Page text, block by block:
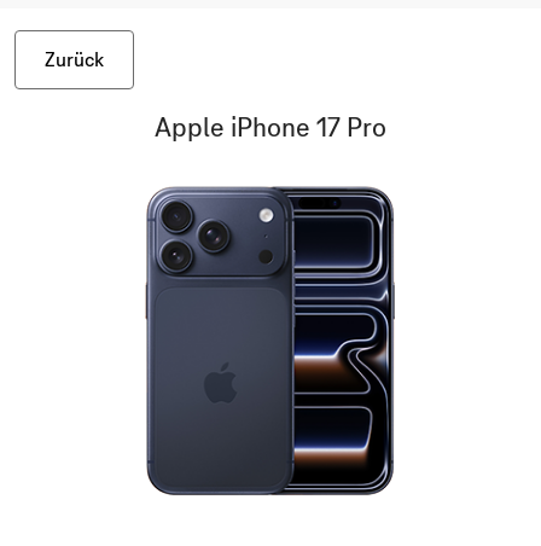
Zurück
Apple iPhone 17 Pro